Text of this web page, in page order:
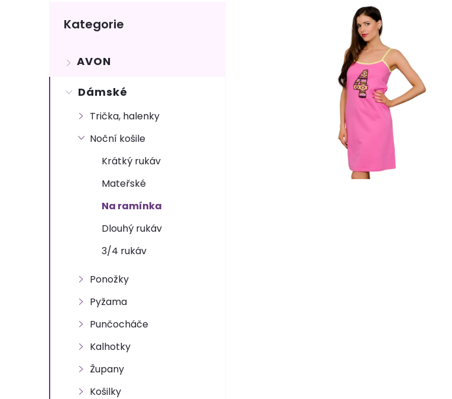
s
kategorie
Kategorie
AVON
Dámské
Trička, halenky
Noční košile
Krátký rukáv
Mateřské
Na ramínka
Dlouhý rukáv
3/4 rukáv
Ponožky
Pyžama
Punčocháče
Kalhotky
Župany
Košilky